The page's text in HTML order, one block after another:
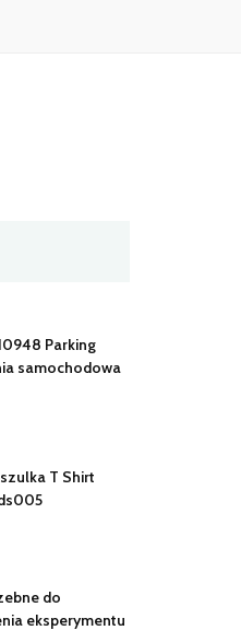
Parking
samochodowa
T Shirt
do
eksperymentu